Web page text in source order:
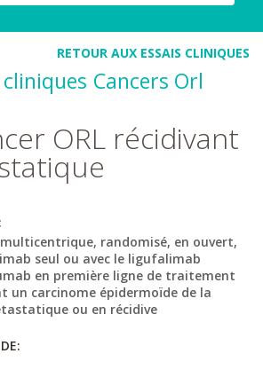
cliniques Cancers Orl
RETOUR AUX ESSAIS CLINIQUES
ORL récidivant
multicentrique, randomisé, en ouvert,
seul ou avec le ligufalimab
en première ligne de traitement
un carcinome épidermoïde de la
ou en récidive